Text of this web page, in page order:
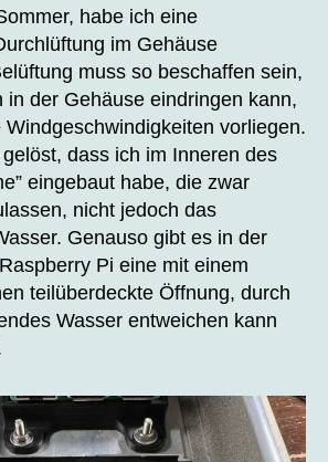
habe ich eine
im Gehäuse
muss so beschaffen sein,
in der Gehäuse eindringen kann,
vorliegen.
dass ich im Inneren des
eingebaut habe, die zwar
nicht jedoch das
Genauso gibt es in der
Pi eine mit einem
teilüberdeckte Öffnung, durch
Wasser entweichen kann